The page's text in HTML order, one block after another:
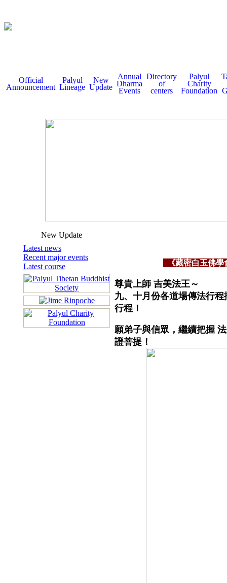
Official
Announcement
Palyul
Lineage
New
Update
Annual
Dharma
Events
Directory
of
centers
Palyul
Charity
Foundation
New Update
Latest news
Recent major events
Latest course
《藏密白玉佛學
尊貴上師 吉美法王～
九、十月份各道場傳法行
行程！
願弟子與信眾，繼續把握
證菩提！